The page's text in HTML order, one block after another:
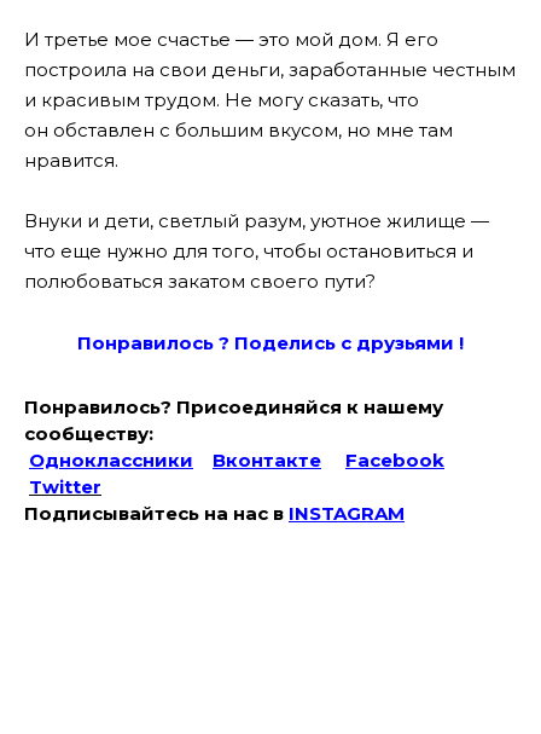
И третье мое счастье — это мой дом. Я его
построила на свои деньги, заработанные честным
и красивым трудом. Не могу сказать, что
он обставлен с большим вкусом, но мне там
нравится.
Внуки и дети, светлый разум, уютное жилище —
что еще нужно для того, чтобы остановиться и
полюбоваться закатом своего пути?
Понравилось ? Поделись с друзьями !
Понравилось? Присоединяйся к нашему
сообществу:
Одноклассники
Вконтакте
Facebook
Twitter
Подписывайтесь на наc в INSTAGRAM